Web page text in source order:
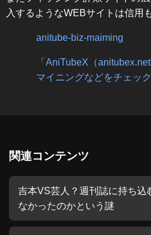
入するようなWEBサイトは信用
anitube-biz-maiming
「AniTubeX（
マイニングなどをチェック
関連コンテンツ
吉本VS芸人？週刊誌に持ち込
なかったのかという謎